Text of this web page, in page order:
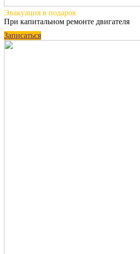
Эвакуация в подарок
При капитальном ремонте двигателя
Записаться